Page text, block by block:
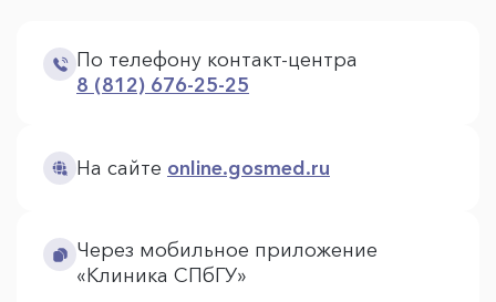
По телефону контакт-центра
8 (812) 676-25-25
На сайте online.gosmed.ru
Через мобильное приложение
«Клиника СПбГУ»